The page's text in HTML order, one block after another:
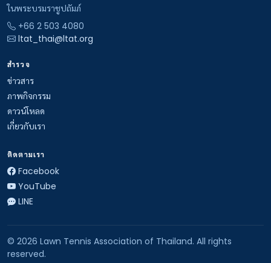
ในพระบรมราชูปถัมภ์
+66 2 503 4080
ltat_thai@ltat.org
สำรวจ
ข่าวสาร
ภาพกิจกรรม
ดาวน์โหลด
เกี่ยวกับเรา
ติดตามเรา
Facebook
YouTube
LINE
© 2026 Lawn Tennis Association of Thailand. All rights
reserved.